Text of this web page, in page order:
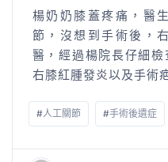
楊奶奶膝蓋疼痛，醫
節，沒想到手術後，
醫，經過楊院長仔細
右膝紅腫發炎以及手術
#人工關節 #手術後遺症